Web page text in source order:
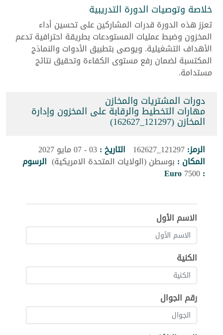
خلاصة وتوصيات الدورة التدريبية
تعزز هذه الدورة قدرات المشاركين على تحسين أداء
المخزون وضبط عمليات المستودعات بطريقة احترافية تدعم
الأهداف التشغيلية. ويوصى بتطبيق الأدوات والنماذج
المكتسبة لضمان رفع مستوى الكفاءة وتحقيق نتائج
مستدامة.
دورات المشتريات والمخازن
مهارات التخطيط والرقابة على المخزون وإدارة
المخازن (121297_162627)
الرمز:121297_162627 التاريخ :03 - 07 مايو 2027
المكان : بوسطن (الولايات المتحدة الامريكية) الرسوم
:
7500
Euro
الاسم الأول
الكنية
رقم الجوال